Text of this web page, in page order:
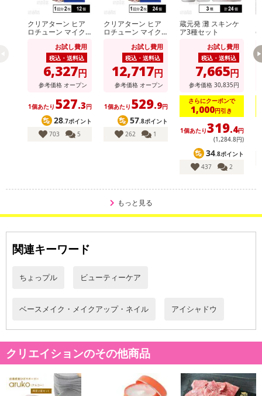
1本で涙袋、シャドウ、チーク、ハイライト、リップライナーまで
様々なメイクに活用できる！
パステルのように柔らかくブレンドでき、初心者でもサッとなめら
かさを演出できます。
■カラー：#10 クラッシーフィグ（アイシャドウ・チークに）／イ
・原産国（最終加工地）：韓国
・原材料/材質/素材：マイカ、酸化チタン、酸化鉄、カルミン、
（ジメチコン／ジビニルジメチコン／シルセスキオキサン）クロス
ポリマー、ホウケイ酸（Ca／Na）、シリカ、ナイロン-12、ポリメ
タクリル酸メチル、ベヘノキシPEG－10ジメチコン、ヤシ油脂肪酸
イソアミル、ジメチコン、窒化ホウ素、合成フルオロフロゴパイ
ト、ペンチレングリコール、トリ（ベヘン酸／イソステアリン酸／
エイコサン二酸）グリセリル、カプリリルグリコール、クエン酸ト
ン酸Na、ポリアクリル酸Na、カプリルヒドロキサム酸、グリセリ
ン、酸化スズ、トコフェロール
じませてお使いください。
・傷やはれもの、しっしん等の異常がある部位にはご使用になら
斑等）や黒ずみ等の異常が現れた時は、使用を中止し、皮フ科専門
医等にご相談されることをおすすめします。そのまま化粧品類の使
用を続けますと悪化することがあります。
・乳幼児の手の届かないところに保管してください。
クリアターン ヒア
ロチューン マイク
分(2枚入)お試し費用
税込・送料込
6,327円
参考価格 オープン
1個あたり 527.3円
28.7ポイント
703
5
クリアターン ヒア
ロチューン マイク
分(2枚入)お試し費用
税込・送料込
12,717円
参考価格 オープン
1個あたり 529.9円
57.8ポイント
262
1
蔵元発 灘 スキンケ
ア3種セット
お試し費用
税込・送料込
7,665円
参考価格 30,835円
さらにクーポンで
1,000円引き
1個あたり319.4円
(1,284.8円)
34.8ポイント
437
2
もっと見る
関連キーワード
ちょっプル ビューティーケア
ベースメイク・メイクアップ・ネイル アイシャドウ
クリエイションのその他商品